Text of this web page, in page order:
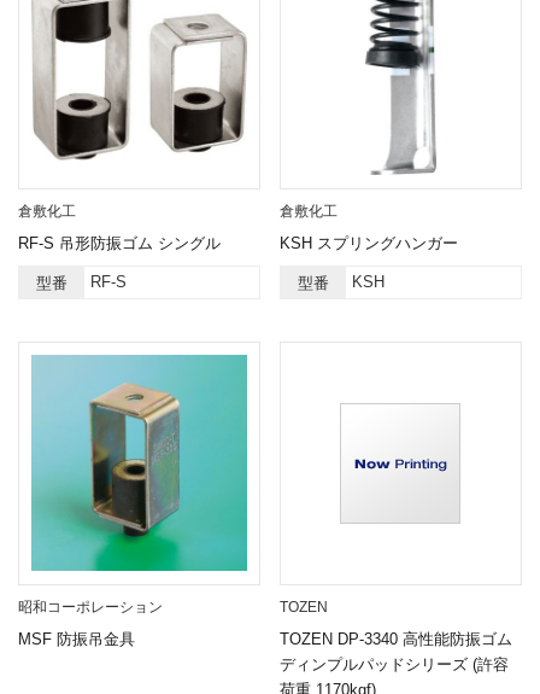
倉敷化工
RF-S 吊形防振ゴム シングル
型番 RF-S
倉敷化工
KSH スプリングハンガー
型番 KSH
昭和コーポレーション
MSF 防振吊金具
TOZEN
TOZEN DP-3340 高性能防振ゴム
ディンプルパッドシリーズ (許容
荷重 1170kgf)